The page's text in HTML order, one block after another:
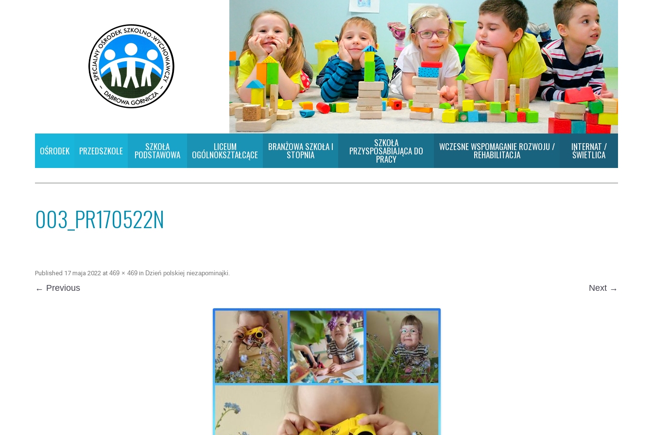
OŚRODEK PRZEDSZKOLE SZKOŁA
PODSTAWOWA
LICEUM
OGÓLNOKSZTAŁCĄCE
BRANŻOWA SZKOŁA I
STOPNIA
SZKOŁA
PRZYSPOSABIAJĄCA DO
PRACY
WCZESNE WSPOMAGANIE ROZWOJU /
REHABILITACJA
INTERNAT /
ŚWIETLICA
003_PR170522N
Published 17 maja 2022 at 469 × 469 in Dzień polskiej niezapominajki.
← Previous Next →